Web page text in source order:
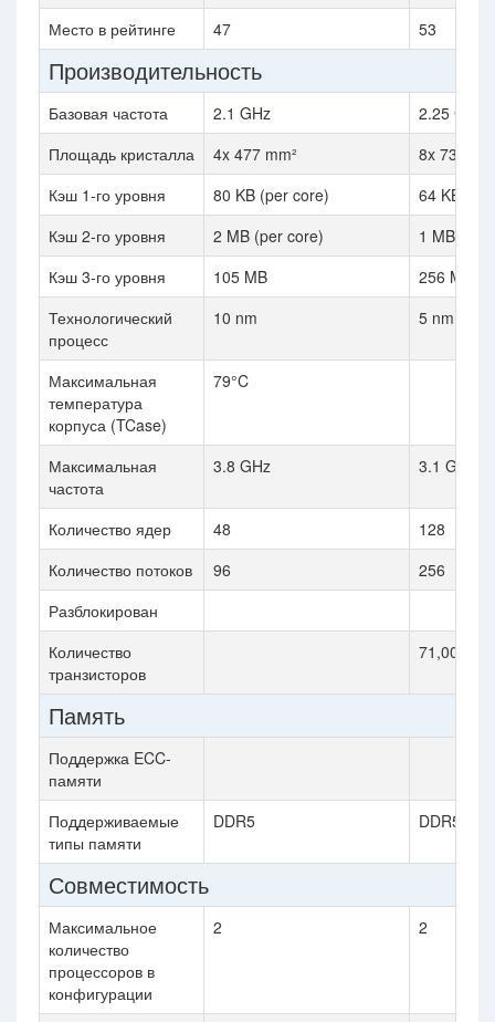
Место в рейтинге 47 53
Производительность
Базовая частота 2.1 GHz
2.25 GHz
Площадь кристалла
4x 477 mm²
8x 73 mm²
Кэш 1-го уровня
80 KB (per core)
64 KB
Кэш 2-го уровня
2 MB (per core)
1 MB (per
Кэш 3-го уровня
105 MB
256 MB
Технологический
процесс
10 nm 5 nm
Максимальная
температура
корпуса (TCase)
79°C
Максимальная
частота
3.8 GHz 3.1 GHz
Количество ядер 48
128
Количество потоков
96
256
Разблокирован
Количество
транзисторов
71,000
Память
Поддержка ECC-
памяти
Поддерживаемые
типы памяти
DDR5 DDR5
Совместимость
Максимальное
количество
процессоров в
конфигурации
2 2